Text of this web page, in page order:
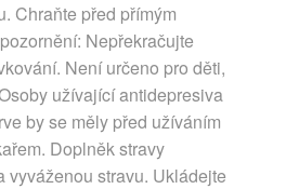
Chraňte před přímým
Nepřekračujte
Není určeno pro děti,
užívající antidepresiva
by se měly před užíváním
Doplněk stravy
vyváženou stravu. Ukládejte